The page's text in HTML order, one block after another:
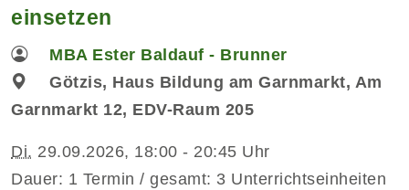
einsetzen
MBA Ester Baldauf - Brunner
Götzis, Haus Bildung am Garnmarkt, Am
Garnmarkt 12, EDV-Raum 205
Di. 29.09.2026, 18:00 - 20:45 Uhr
Dauer: 1 Termin / gesamt: 3 Unterrichtseinheiten